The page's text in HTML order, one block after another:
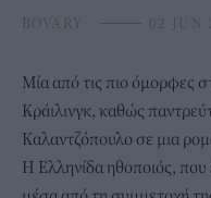
BOVARY ⸻ 02 JUN
Μία από τις πιο όμορφες
Κράιλινγκ, καθώς
Καλαντζόπουλο σε μια
Η Ελληνίδα ηθοποιός, που